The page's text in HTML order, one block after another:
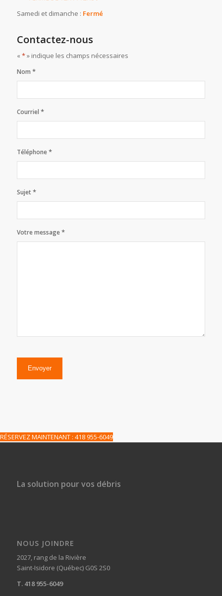
Samedi et dimanche : Fermé
Contactez-nous
«*» indique les champs nécessaires
Nom *
Courriel *
Téléphone *
Sujet *
Votre message *
RÉSERVEZ MAINTENANT : 418 955-6049
La solution pour vos débris
NOUS JOINDRE
2027, rang de la Rivière
Saint-Isidore (Québec) G0S 2S0
T. 418 955-6049